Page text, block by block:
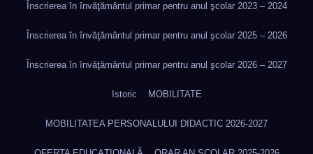
Înscrierea în învăţământul primar pentru anul şcolar 2023 – 2024
Înscrierea în învăţământul primar pentru anul şcolar 2025 – 2026
Înscrierea în învăţământul primar pentru anul şcolar 2026 – 2027
Istoric MOBILITATE
MOBILITATEA PERSONALULUI DIDACTIC 2026-2027